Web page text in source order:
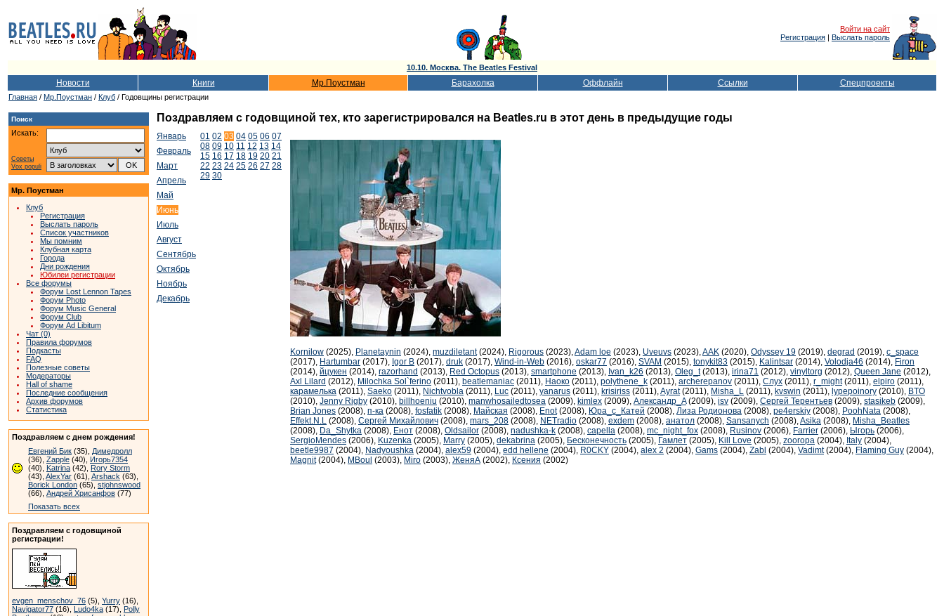
Войти на сайт
Регистрация | Выслать пароль
10.10. Москва. The Beatles Festival
Новости Книги Мр.Поустман Барахолка Оффлайн Ссылки Спецпроекты
Главная / Мр.Поустман / Клуб / Годовщины регистрации
Поиск
Искать:
Советы
Vox populi
Мр. Поустман
Клуб
Регистрация
Выслать пароль
Список участников
Мы помним
Клубная карта
Города
Дни рождения
Юбилеи регистрации
Все форумы
Форум Lost Lennon Tapes
Форум Photo
Форум Music General
Форум Club
Форум Ad Libitum
Чат (0)
Правила форумов
Подкасты
FAQ
Полезные советы
Модераторы
Hall of shame
Последние сообщения
Архив форумов
Статистика
Поздравляем с днем рождения!
Евгений Бик (35), Димедролл
(36), Zapple (40), Игорь7354
(40), Katrina (42), Rory Storm
(43), AlexYar (61), Arshack (63),
Borick London (65), stjohnswood
(66), Андрей Хрисанфов (77)
Показать всех
Поздравляем с годовщиной
регистрации!
evgen_menschov_76 (5), Yurry (16),
Navigator77 (16), Ludo4ka (17), Polly
Поздравляем с годовщиной тех, кто зарегистрировался на Beatles.ru в этот день в предыдущие годы
Январь
Февраль
Март
Апрель
Май
Июнь
Июль
Август
Сентябрь
Октябрь
Ноябрь
Декабрь
01 02 03 04 05 06 07
08 09 10 11 12 13 14
15 16 17 18 19 20 21
22 23 24 25 26 27 28
29 30
Kornilow (2025), Planetaynin (2024), muzdiletant(2024), Rigorous (2023),Adam loe (2023), Uveuvs (2023),AAK (2020), Odyssey 19 (2019), degrad (2019), c_space
(2017), Hartumbar (2017), Igor B (2017), druk (2017), Wind-in-Web (2016), oskar77 (2016), SVAM (2015), tonykit83 (2015), Kalintsar (2014), Volodja46 (2014), Firon
(2014), йцукен (2014), razorhand (2013), Red Octopus (2013), smartphone (2013), Ivan_k26 (2013), Oleg_t(2013), irina71 (2012), vinyltorg (2012), Queen Jane (2012),
Axl Lilard (2012), Milochka Sol`ferino (2011), beatlemaniac (2011), Наоко (2011), polythene_k (2011), archerepanov (2011), Слух (2011), r_might(2011), elpiro (2011),
карамелька (2011), Saeko (2011), Nichtvobla (2011), Luc (2011), yanarus (2011), krisiriss (2011),Ayrat(2011), Misha_L (2011), kvswin (2011), lypepoinory (2010), BTO
(2010), Jenny Rigby (2010), billhoeniu (2010), manwhosailedtosea (2009), kimlex (2009), Александр_A(2009), isv (2009), Сергей Терентьев (2009), stasikeb (2009),
Brian Jones (2008), п-ка (2008), fosfatik (2008), Майская (2008), Enot(2008), Юра_с_Катей (2008), Лиза Родионова (2008), pe4erskiy (2008), PoohNata (2008),
Effekt.N.L (2008), Сергей Михайлович (2008), mars_208 (2008), NETradio (2008), exdem (2008), анатол (2008), Sansanych (2008),Asika (2008), Misha_Beatles
(2008), Da_Shytka (2008), Енот (2008), Oldsailor (2008), nadushka-k (2008), capella (2008), mc_night_fox (2008), Rusinov (2006), Farrier (2006), Ыгорь (2006),
SergioMendes (2006), Kuzenka (2005), Marry (2005), dekabrina (2005), Бесконечность (2005), Гамлет (2005), Kill Love (2005), zooropa (2004), Italy (2004),
beetle9987 (2004), Nadyoushka (2004), alex59 (2004), edd hellene (2004), R0CKY (2004), alex 2 (2004), Gams (2004), Zabl (2004), Vadimt(2004), Flaming Guy (2004),
Magnit(2004), MBoul (2003), Miro (2003), ЖеняА (2002), Ксения (2002)